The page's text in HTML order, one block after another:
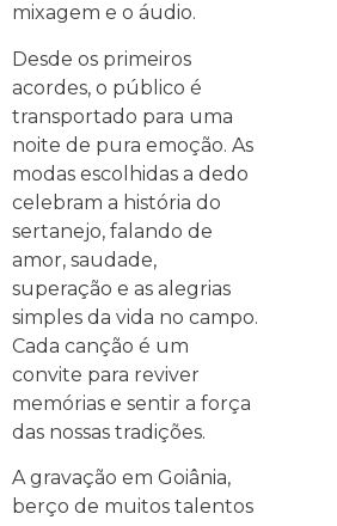
mixagem e o áudio.
Desde os primeiros
acordes, o público é
transportado para uma
noite de pura emoção. As
modas escolhidas a dedo
celebram a história do
sertanejo, falando de
amor, saudade,
superação e as alegrias
simples da vida no campo.
Cada canção é um
convite para reviver
memórias e sentir a força
das nossas tradições.
A gravação em Goiânia,
berço de muitos talentos